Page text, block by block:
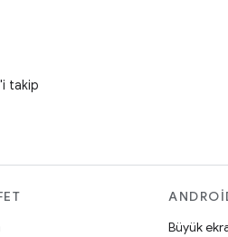
takip
Büyük